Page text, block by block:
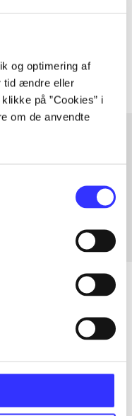
og optimering af
tid ændre eller
på ”Cookies” i
om de anvendte